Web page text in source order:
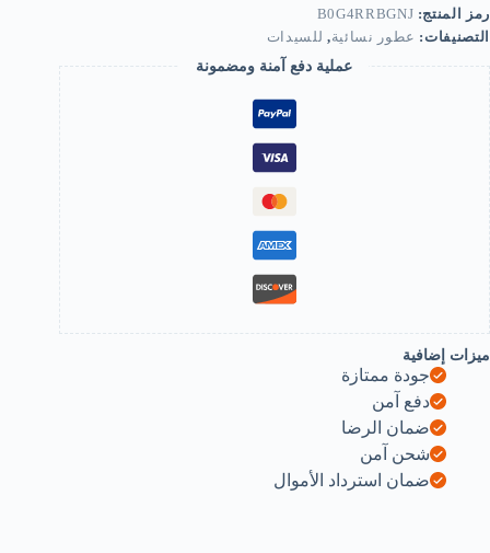
تصميم
مميز
مخطط
باللونين
الأزرق
والرمادي
العرض
150
والطول
B0G4RRBGNJ
رمز المنتج: B0G4RRBGNJ
التصنيفات: عطور نسائية, للسيدات
عملية دفع آمنة ومضمونة
ميزات إضافية
جودة ممتازة
دفع آمن
ضمان الرضا
شحن آمن
ضمان استرداد الأموال